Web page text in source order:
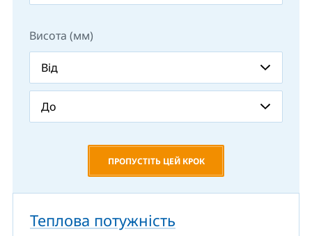
Висота (мм)
ПРОПУСТІТЬ ЦЕЙ КРОК
Теплова потужність